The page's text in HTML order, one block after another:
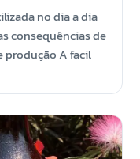
no dia a dia
consequências de
produção A facil